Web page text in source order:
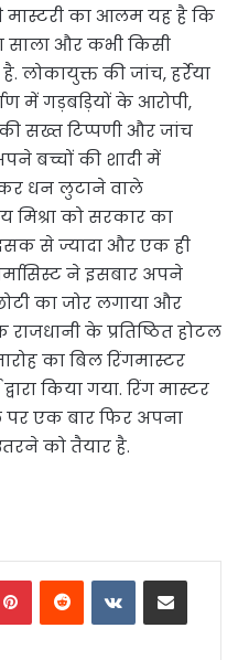
मास्टरी का आलम यह है कि
साला और कभी किसी
लोकायुक्त की जांच, हर्रेया
में गड़बड़ियों के आरोपी,
सख्त टिप्पणी और जांच
बच्चों की शादी में
धन लुटाने वाले
मिश्रा को सरकार का
दसक से ज्यादा और एक ही
ने इसबार अपने
का जोर लगाया और
के प्रतिष्ठित होटल
का बिल रिंगमास्टर
किया गया. रिंग मास्टर
एक बार फिर अपना
को तैयार है.
PinterestReddit VKontakteShare via Email